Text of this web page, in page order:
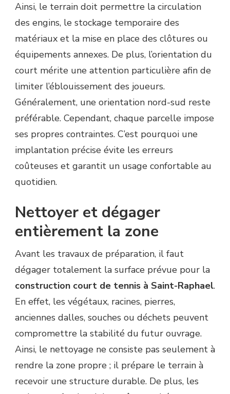
Ainsi, le terrain doit permettre la circulation
des engins, le stockage temporaire des
matériaux et la mise en place des clôtures ou
équipements annexes. De plus, l’orientation du
court mérite une attention particulière afin de
limiter l’éblouissement des joueurs.
Généralement, une orientation nord-sud reste
préférable. Cependant, chaque parcelle impose
ses propres contraintes. C’est pourquoi une
implantation précise évite les erreurs
coûteuses et garantit un usage confortable au
quotidien.
Nettoyer et dégager
entièrement la zone
Avant les travaux de préparation, il faut
dégager totalement la surface prévue pour la
construction court de tennis à Saint-Raphael.
En effet, les végétaux, racines, pierres,
anciennes dalles, souches ou déchets peuvent
compromettre la stabilité du futur ouvrage.
Ainsi, le nettoyage ne consiste pas seulement à
rendre la zone propre ; il prépare le terrain à
recevoir une structure durable. De plus, les